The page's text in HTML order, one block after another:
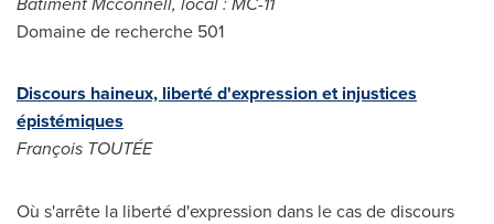
Domaine de recherche 501
Discours haineux, liberté d'expression et injustices
épistémiques
François TOUTÉE
Où s'arrête la liberté d'expression dans le cas de discours